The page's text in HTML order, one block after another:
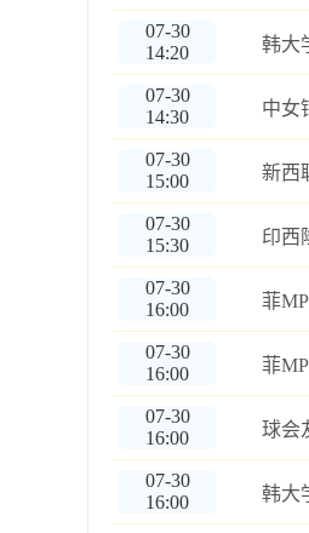
07-30
14:20
韩大
07-30
14:30
中女
07-30
15:00
新西
07-30
15:30
印西
07-30
16:00
菲
07-30
16:00
菲
07-30
16:00
球会
07-30
16:00
韩大